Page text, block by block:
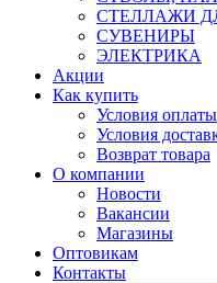
СТЕЛЛАЖИ
СУВЕНИРЫ
ЭЛЕКТРИКА
Акции
Как купить
Условия оплаты
Условия
Возврат товара
О компании
Новости
Вакансии
Магазины
Оптовикам
Контакты